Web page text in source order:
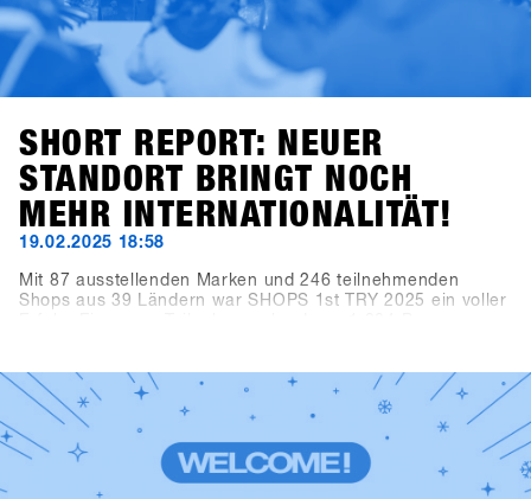
SHORT REPORT: NEUER
STANDORT BRINGT NOCH
MEHR INTERNATIONALITÄT!
19.02.2025 18:58
Mit 87 ausstellenden Marken und 246 teilnehmenden
Shops aus 39 Ländern war SHOPS 1st TRY 2025 ein voller
verzeichneten dank des digitalen Verleihsystems CANDY
zusammen mehr als 10.000 Verleihvorgänge. Kurzum:
Hochfügen als neuer Veranstaltungsort bot die perfekten
Bedingungen für das weltweit größte B2B-Event der
Snowboard-Branche.Erlebe die besten Momente von 2025
noch einmal in der SHOPS 1st TRY History Gallery und